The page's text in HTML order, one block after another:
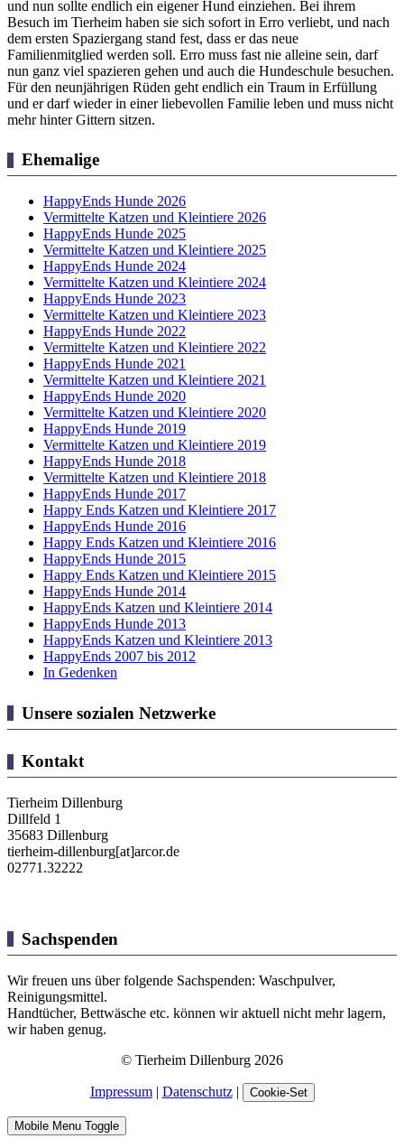
und nun sollte endlich ein eigener Hund einziehen. Bei ihrem
Besuch im Tierheim haben sie sich sofort in Erro verliebt, und nach
dem ersten Spaziergang stand fest, dass er das neue
Familienmitglied werden soll. Erro muss fast nie alleine sein, darf
nun ganz viel spazieren gehen und auch die Hundeschule besuchen.
Für den neunjährigen Rüden geht endlich ein Traum in Erfüllung
und er darf wieder in einer liebevollen Familie leben und muss nicht
mehr hinter Gittern sitzen.
Ehemalige
HappyEnds Hunde 2026
Vermittelte Katzen und Kleintiere 2026
HappyEnds Hunde 2025
Vermittelte Katzen und Kleintiere 2025
HappyEnds Hunde 2024
Vermittelte Katzen und Kleintiere 2024
HappyEnds Hunde 2023
Vermittelte Katzen und Kleintiere 2023
HappyEnds Hunde 2022
Vermittelte Katzen und Kleintiere 2022
HappyEnds Hunde 2021
Vermittelte Katzen und Kleintiere 2021
HappyEnds Hunde 2020
Vermittelte Katzen und Kleintiere 2020
HappyEnds Hunde 2019
Vermittelte Katzen und Kleintiere 2019
HappyEnds Hunde 2018
Vermittelte Katzen und Kleintiere 2018
HappyEnds Hunde 2017
Happy Ends Katzen und Kleintiere 2017
HappyEnds Hunde 2016
Happy Ends Katzen und Kleintiere 2016
HappyEnds Hunde 2015
Happy Ends Katzen und Kleintiere 2015
HappyEnds Hunde 2014
HappyEnds Katzen und Kleintiere 2014
HappyEnds Hunde 2013
HappyEnds Katzen und Kleintiere 2013
HappyEnds 2007 bis 2012
In Gedenken
Unsere sozialen Netzwerke
Kontakt
Tierheim Dillenburg
Dillfeld 1
35683 Dillenburg
tierheim-dillenburg[at]arcor.de
02771.32222
Sachspenden
Wir freuen uns über folgende Sachspenden: Waschpulver,
Reinigungsmittel.
Handtücher, Bettwäsche etc. können wir aktuell nicht mehr lagern,
wir haben genug.
© Tierheim Dillenburg 2026
Impressum| Datenschutz| Cookie-Set
Mobile Menu Toggle